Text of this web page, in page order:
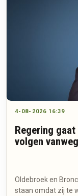
4-08-2026 16:39
Regering
volgen
Oldebroek en
staan omdat zij te